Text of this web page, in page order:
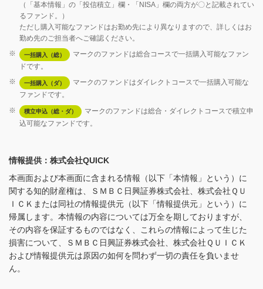
（「基本情報」の「投信積立」欄・「NISA」欄の両方が〇と記載されてい
るファンド。）
ただし購入可能なファンドはお勤め先により異なりますので、詳しくはお
勤め先のご担当者へご確認ください。
※
一括購入（総）
マークのファンドは総合コースで一括購入可能なファン
ドです。
※
一括購入（ダ）
マークのファンドはダイレクトコースで一括購入可能な
ファンドです。
※
積立申込（総・ダ）
マークのファンドは総合・ダイレクトコースで積立申
込可能なファンドです。
情報提供：株式会社QUICK
本画面および本画面に含まれる情報（以下「本情報」という）に
関する知的財産権は、ＳＭＢＣ日興証券株式会社、株式会社ＱＵ
ＩＣＫまたは同社の情報提供元（以下「情報提供元」という）に
帰属します。本情報の内容については万全を期しておりますが、
その内容を保証するものではなく、これらの情報によって生じた
損害について、ＳＭＢＣ日興証券株式会社、株式会社ＱＵＩＣＫ
および情報提供元は原因の如何を問わず一切の責任を負いませ
ん。